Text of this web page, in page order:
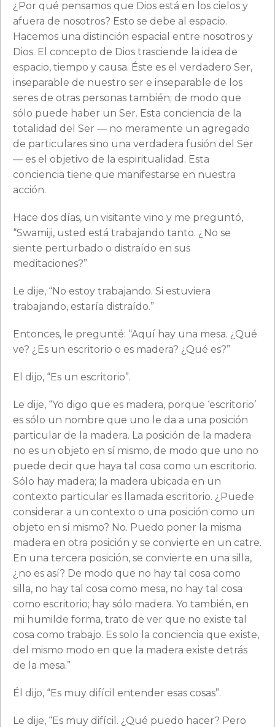
¿Por qué pensamos que Dios está en los cielos y
afuera de nosotros? Esto se debe al espacio.
Hacemos una distinción espacial entre nosotros y
Dios. El concepto de Dios trasciende la idea de
espacio, tiempo y causa. Éste es el verdadero Ser,
inseparable de nuestro ser e inseparable de los
seres de otras personas también; de modo que
sólo puede haber un Ser. Esta conciencia de la
totalidad del Ser — no meramente un agregado
de particulares sino una verdadera fusión del Ser
— es el objetivo de la espiritualidad. Esta
conciencia tiene que manifestarse en nuestra
acción.
Hace dos días, un visitante vino y me preguntó,
“Swamiji, usted está trabajando tanto. ¿No se
siente perturbado o distraído en sus
meditaciones?”
Le dije, “No estoy trabajando. Si estuviera
trabajando, estaría distraído.”
Entonces, le pregunté: “Aquí hay una mesa. ¿Qué
ve? ¿Es un escritorio o es madera? ¿Qué es?”
El dijo, “Es un escritorio”.
Le dije, “Yo digo que es madera, porque ‘escritorio’
es sólo un nombre que uno le da a una posición
particular de la madera. La posición de la madera
no es un objeto en sí mismo, de modo que uno no
puede decir que haya tal cosa como un escritorio.
Sólo hay madera; la madera ubicada en un
contexto particular es llamada escritorio. ¿Puede
considerar a un contexto o una posición como un
objeto en sí mismo? No. Puedo poner la misma
madera en otra posición y se convierte en un catre.
En una tercera posición, se convierte en una silla,
¿no es así? De modo que no hay tal cosa como
silla, no hay tal cosa como mesa, no hay tal cosa
como escritorio; hay sólo madera. Yo también, en
mi humilde forma, trato de ver que no existe tal
cosa como trabajo. Es solo la conciencia que existe,
del mismo modo en que la madera existe detrás
de la mesa.”
Él dijo, “Es muy difícil entender esas cosas”.
Le dije, “Es muy difícil. ¿Qué puedo hacer? Pero